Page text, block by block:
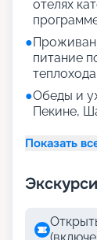
отелях
●
питание
●Обеды и
Пекине,
Показать